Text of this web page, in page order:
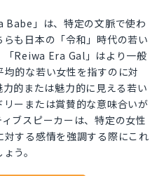
Babe」は、特定の文脈で使わ
も日本の「令和」時代の若い
「Reiwa Era Gal」はより一般
的な若い女性を指すのに対
的または魅力的に見える若い
ーまたは賞賛的な意味合いが
ブスピーカーは、特定の女性
する感情を強調する際にこれ
う。